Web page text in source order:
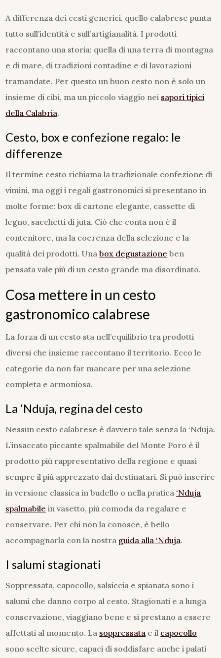
A differenza dei cesti generici, quello calabrese punta
tutto sull’identità e sull’artigianalità. I prodotti
raccontano una storia: quella di una terra di montagna
e di mare, di tradizioni contadine e di lavorazioni
tramandate. Per questo un buon cesto non è solo un
insieme di cibi, ma un piccolo viaggio nei sapori tipici
della Calabria.
Cesto, box e confezione regalo: le
differenze
Il termine cesto richiama la tradizionale confezione di
vimini, ma oggi i regali gastronomici si presentano in
molte forme: box di cartone elegante, cassette di
legno, sacchetti di juta. Ciò che conta non è il
contenitore, ma la coerenza della selezione e la
qualità dei prodotti. Unabox degustazione ben
pensata vale più di un cesto grande ma disordinato.
Cosa mettere in un cesto
gastronomico calabrese
La forza di un cesto sta nell’equilibrio tra prodotti
diversi che insieme raccontano il territorio. Ecco le
categorie da non far mancare per una selezione
completa e armoniosa.
La ‘Nduja, regina del cesto
Nessun cesto calabrese è davvero tale senza la ‘Nduja.
L’insaccato piccante spalmabile del Monte Poro è il
prodotto più rappresentativo della regione e quasi
sempre il più apprezzato dai destinatari. Si può inserire
in versione classica in budello o nella pratica ‘Nduja
spalmabile in vasetto, più comoda da regalare e
conservare. Per chi non la conosce, è bello
accompagnarla con la nostra guida alla ‘Nduja.
I salumi stagionati
Soppressata, capocollo, salsiccia e spianata sono i
salumi che danno corpo al cesto. Stagionati e a lunga
conservazione, viaggiano bene e si prestano a essere
affettati al momento. La soppressata e il capocollo
sono scelte sicure, capaci di soddisfare anche i palati